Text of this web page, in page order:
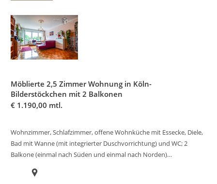
Möblierte 2,5 Zimmer Wohnung in Köln-
Bilderstöckchen mit 2 Balkonen
€ 1.190,00 mtl.
Wohnzimmer, Schlafzimmer, offene Wohnküche mit Essecke, Diele,
Bad mit Wanne (mit integrierter Duschvorrichtung) und WC; 2
Balkone (einmal nach Süden und einmal nach Norden)…